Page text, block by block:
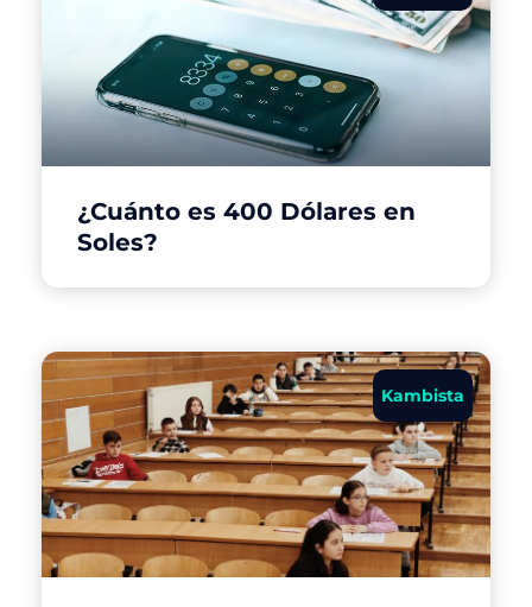
¿Cuánto es 400 Dólares en
Soles?
Kambista